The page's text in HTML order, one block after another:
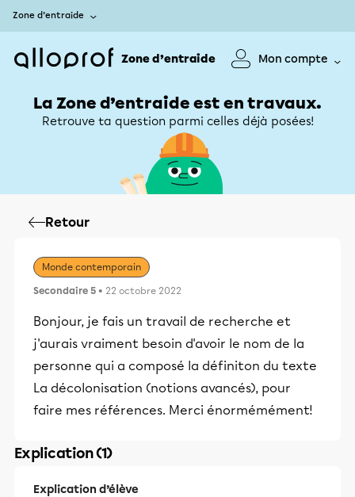
Zone d’entraide
Zone d’entraide Mon compte
La Zone d’entraide est en travaux.
Retrouve ta question parmi celles déjà posées!
Retour
Monde contemporain
Secondaire 5 • 22 octobre 2022
Bonjour, je fais un travail de recherche et
j'aurais vraiment besoin d'avoir le nom de la
personne qui a composé la définiton du texte
La décolonisation (notions avancés), pour
faire mes références. Merci énormémément!
Explication (1)
Explication d’élève